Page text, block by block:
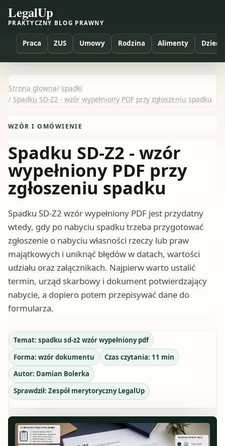
LegalUp
PRAKTYCZNY BLOG PRAWNY
Praca ZUS Umowy Rodzina Alimenty Dzieci
Strona glowna/ spadki
/ Spadku SD-Z2 - wzór wypełniony PDF przy zgłoszeniu spadku
WZÓR I OMÓWIENIE
Spadku SD-Z2 - wzór
wypełniony PDF przy
zgłoszeniu spadku
Spadku SD-Z2 wzór wypełniony PDF jest przydatny
wtedy, gdy po nabyciu spadku trzeba przygotować
zgłoszenie o nabyciu własności rzeczy lub praw
majątkowych i uniknąć błędów w datach, wartości
udziału oraz załącznikach. Najpierw warto ustalić
termin, urząd skarbowy i dokument potwierdzający
nabycie, a dopiero potem przepisywać dane do
formularza.
Temat: spadku sd-z2 wzór wypełniony pdf
Forma: wzór dokumentu Czas czytania: 11 min
Autor: Damian Bolerka
Sprawdził: Zespół merytoryczny LegalUp